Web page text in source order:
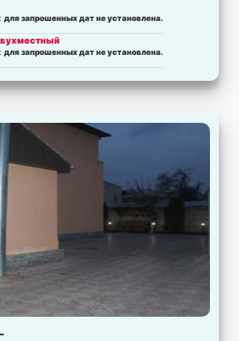
для запрошенных дат не установлена.
для запрошенных дат не установлена.
для запрошенных дат не установлена.